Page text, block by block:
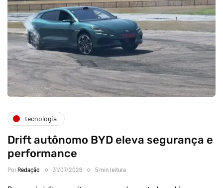
tecnologia
Drift autônomo BYD eleva segurança e
performance
Por Redação 31/07/2026 5 min leitura